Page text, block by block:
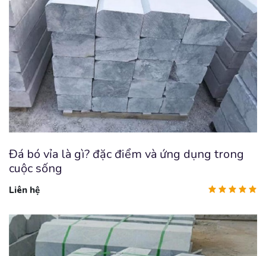
Đá bó vỉa là gì? đặc điểm và ứng dụng trong
cuộc sống
Liên hệ